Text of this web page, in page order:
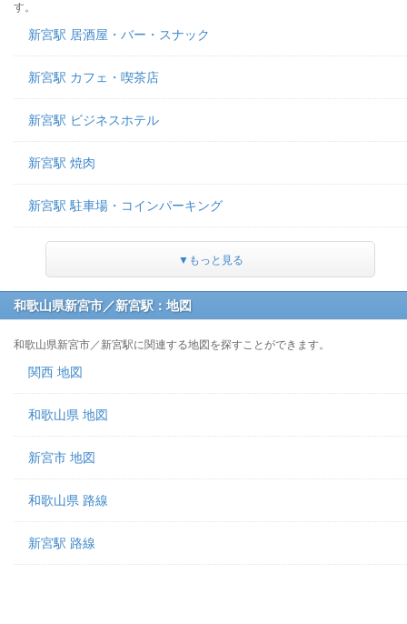
す。
新宮駅 居酒屋・バー・スナック
新宮駅 カフェ・喫茶店
新宮駅 ビジネスホテル
新宮駅 焼肉
新宮駅 駐車場・コインパーキング
▼もっと見る
和歌山県新宮市／新宮駅：地図
和歌山県新宮市／新宮駅に関連する地図を探すことができます。
関西 地図
和歌山県 地図
新宮市 地図
和歌山県 路線
新宮駅 路線